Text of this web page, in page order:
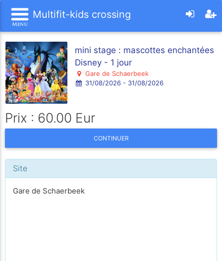
Multifit-kids crossing
mini stage : mascottes enchantées
Disney - 1 jour
Gare de Schaerbeek
31/08/2026 - 31/08/2026
Prix : 60.00 Eur
CONTINUER
Site
Gare de Schaerbeek